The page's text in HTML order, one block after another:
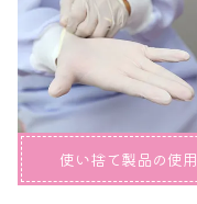
使い捨て製品の使用